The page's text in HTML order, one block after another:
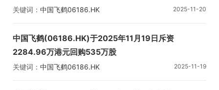
关键词： 中国飞鹤06186.HK 2025-11-20
中国飞鹤(06186.HK)于2025年11月19日斥资
2284.96万港元回购535万股
关键词： 中国飞鹤06186.HK 2025-11-19